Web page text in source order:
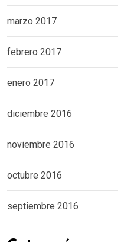
marzo 2017
febrero 2017
enero 2017
diciembre 2016
noviembre 2016
octubre 2016
septiembre 2016